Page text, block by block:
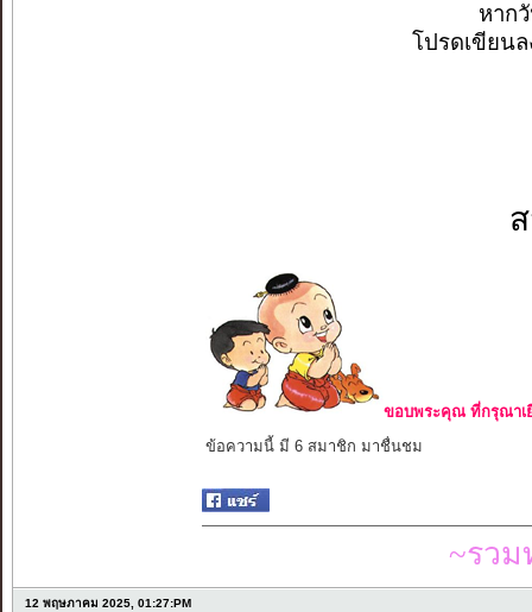
หาก
โปรดเขียน
ขอบพระคุณ ที่กรุณาเ
ข้อความนี้ มี 6 สมาชิก มาชื่นชม
~รวม
12 พฤษภาคม 2025, 01:27:PM